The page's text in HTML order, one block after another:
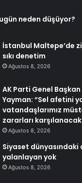
neden düşüyor?
İstanbul Maltepe’de
sıkı denetim
Ağustos 8, 2026
AK Parti Genel Başkan
Yayman: “Sel afetini
vatandaşlarımız
zararları
Ağustos 8, 2026
Siyaset dünyasındaki
yalanlayan yok
Ağustos 8, 2026